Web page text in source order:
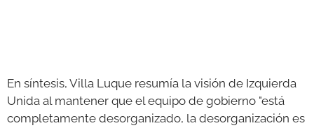
En síntesis, Villa Luque resumía la visión de Izquierda
Unida al mantener que el equipo de gobierno "está
completamente desorganizado, la desorganización es